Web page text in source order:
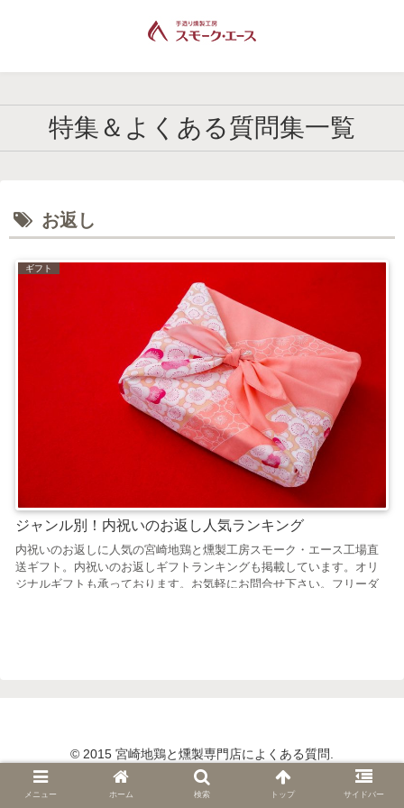
特集＆よくある質問集一覧
お返し
ギフト
ジャンル別！内祝いのお返し人気ランキング
内祝いのお返しに人気の宮崎地鶏と燻製工房スモーク・エース工場直
送ギフト。内祝いのお返しギフトランキングも掲載しています。オリ
ジナルギフトも承っております。お気軽にお問合せ下さい。フリーダ
© 2015 宮崎地鶏と燻製専門店によくある質問.
メニュー ホーム 検索 トップ サイドバー